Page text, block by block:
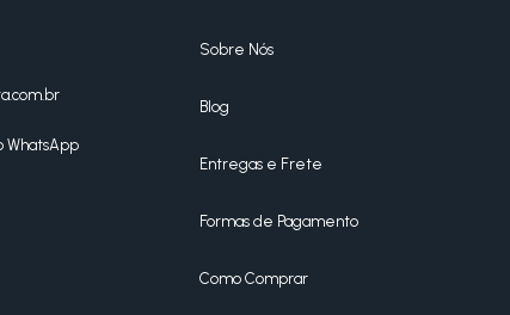
WhatsApp
Sobre Nós
Blog
Entregas e Frete
Formas de Pagamento
Como Comprar